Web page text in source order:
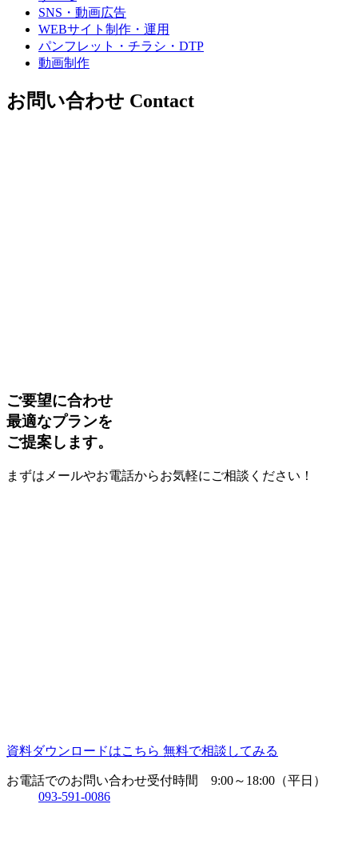
SNS・動画広告
WEBサイト制作・運用
パンフレット・チラシ・DTP
動画制作
お問い合わせ Contact
ご要望に合わせ
最適なプランを
ご提案します。
まずはメールやお電話からお気軽にご相談ください！
資料ダウンロードはこちら 無料で相談してみる
お電話でのお問い合わせ受付時間 9:00～18:00（平日）
093-591-0086